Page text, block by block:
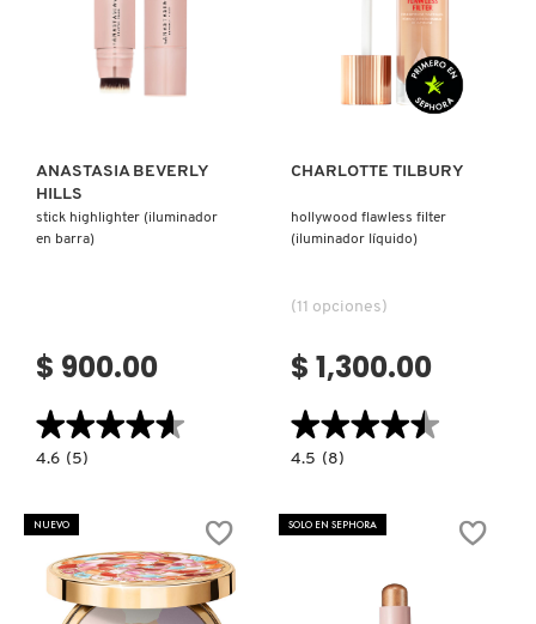
Ver más
ANASTASIA BEVERLY
HILLS
stick highlighter (iluminador
en barra)
$ 900.00
★★★★★
★★★★★
4.6
(ILUMINADOR
4.6 (5)
Ver más
CHARLOTTE TILBURY
hollywood flawless filter
(iluminador líquido)
(11 opciones)
$ 1,300.00
★★★★★
★★★★★
4.5
FILTER
4.5 (8)
NUEVO SOLO EN SEPHORA